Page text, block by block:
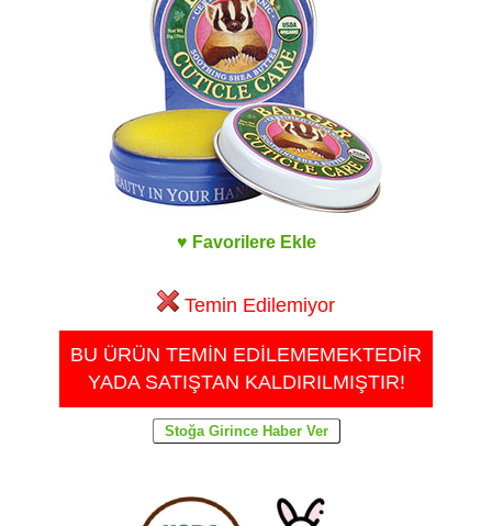
♥ Favorilere Ekle
Temin Edilemiyor
BU ÜRÜN TEMİN EDİLEMEMEKTEDİR
YADA SATIŞTAN KALDIRILMIŞTIR!